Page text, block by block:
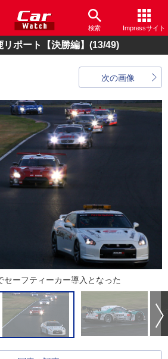
検索 Impressサイト
ポート【決勝編】 (13/49)
次の画像
セーフティーカー導入となった